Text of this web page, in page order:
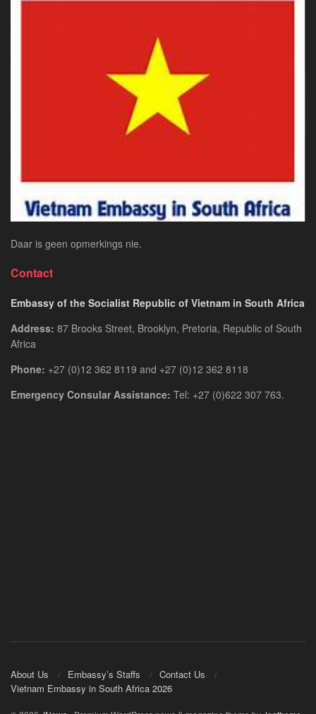
Daar is geen opmerkings nie.
Contact
Embassy of the Socialist Republic of Vietnam in South Africa
Address: 87 Brooks Street, Brooklyn, Pretoria, Republic of South
Africa
Phone: +27 (0)12 362 8119 and +27 (0)12 362 8118
Emergency Consular Assistance: Tel: +27 (0)622 307 763.
About Us Embassy’s Staffs
Contact Us
Vietnam Embassy in South Africa 2026